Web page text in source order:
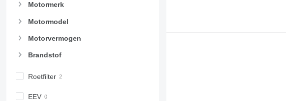
Motormerk
Motormodel
Motorvermogen
Brandstof
Roetfilter
EEV